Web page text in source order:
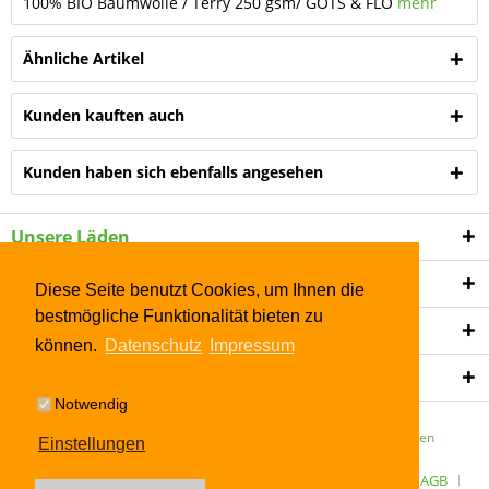
Diese Seite benutzt Cookies, um Ihnen die
bestmögliche Funktionalität bieten zu
können. Datenschutz Impressum
Notwendig
Einstellungen
Ähnliche Artikel
Kunden kauften auch
Kunden haben sich ebenfalls angesehen
Unsere Läden
Shop Service
Informationen
* Alle Preise inkl. gesetzl. Mehrwertsteuer zzgl. Versandkosten
ÜBER UNS Kontakt Datenschutz AGB